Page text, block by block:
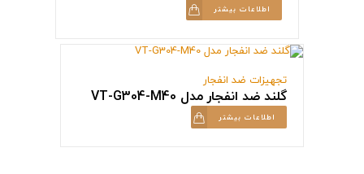
اطلاعات بیشتر
تجهیزات ضد انفجار
گلند ضد انفجار مدل VT-G304-M40
اطلاعات بیشتر